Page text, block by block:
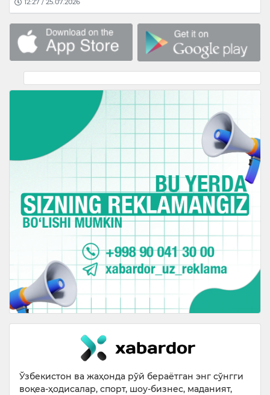
12:27 / 25.07.2026
Ўзбекистон ва жаҳонда рўй бераётган энг сўнгги
воқеа-ҳодисалар, спорт, шоу-бизнес, маданият,